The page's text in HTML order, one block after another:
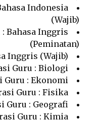
Indonesia
(Wajib)
Bahasa Inggris
(Peminatan)
Inggris (Wajib)
Guru : Biologi
: Ekonomi
Guru : Fisika
Guru : Geografi
Guru : Kimia